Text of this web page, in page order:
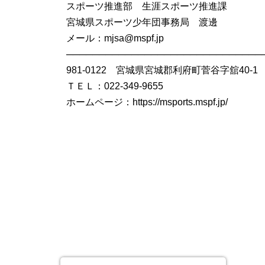
スポーツ推進部 生涯スポーツ推進課
宮城県スポーツ少年団事務局 渡邊
メール：mjsa@mspf.jp
981-0122 宮城県宮城郡利府町菅谷字舘40-1
ＴＥＬ：022-349-9655
ホームページ：https://msports.mspf.jp/